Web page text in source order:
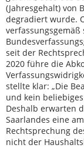
(Jahresgehalt) von
degradiert wurde.
verfassungsgemäß
seit der
2020 führe die
stellte klar: „Die
und kein
Deshalb erwarten
Saarlandes eine
Rechtsprechung
nicht der